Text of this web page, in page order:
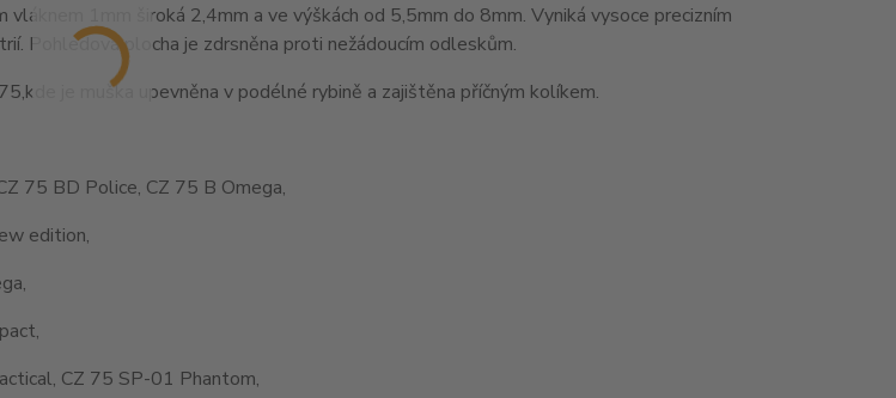
1mm široká 2,4mm a ve výškách od 5,5mm do 8mm. Vyniká vysoce precizním
Pohledová plocha je zdrsněna proti nežádoucím odleskům.
je muška upevněna v podélné rybině a zajištěna příčným kolíkem.
75 BD Police, CZ 75 B Omega,
edition,
CZ 75 SP-01 Phantom,